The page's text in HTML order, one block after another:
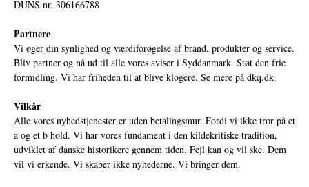
DUNS nr. 306166788
Partnere
Vi øger din synlighed og værdiforøgelse af brand, produkter og service.
Bliv partner og nå ud til alle vores aviser i Syddanmark. Støt den frie
formidling. Vi har friheden til at blive klogere. Se mere på dkq.dk.
Vilkår
Alle vores nyhedstjenester er uden betalingsmur. Fordi vi ikke tror på et
a og et b hold. Vi har vores fundament i den kildekritiske tradition,
udviklet af danske historikere gennem tiden. Fejl kan og vil ske. Dem
vil vi erkende. Vi skaber ikke nyhederne. Vi bringer dem.